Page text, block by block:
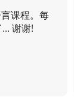
课程。每
谢谢!